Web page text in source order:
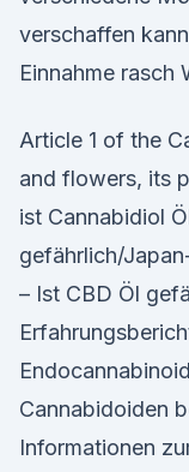
verschaffen
Einnahme rasch
Article 1 of the
and flowers, its
ist Cannabidiol
gefährlich/
– Ist CBD Öl
Cannabidoiden
Informationen